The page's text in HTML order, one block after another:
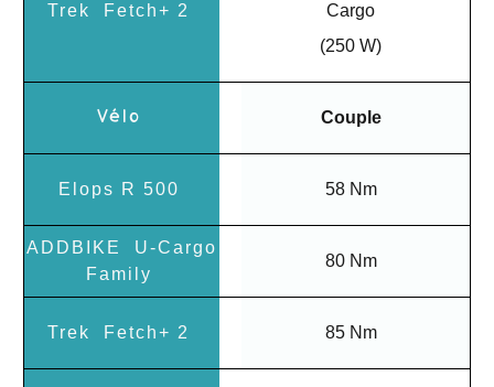
Cargo
(250 W)
Couple
58 Nm
80 Nm
85 Nm